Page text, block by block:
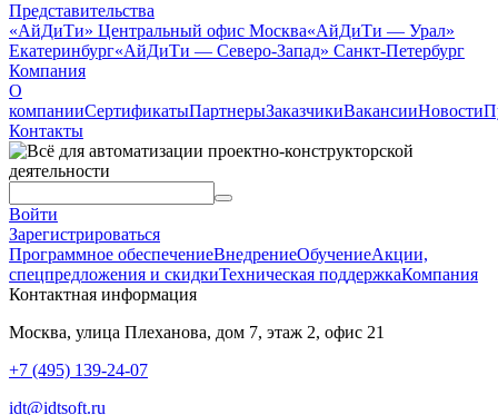
Представительства
«АйДиТи» Центральный офис Москва«АйДиТи — Урал»
Екатеринбург«АйДиТи — Северо-Запад» Санкт-Петербург
Компания
О
компанииСертификатыПартнерыЗаказчикиВакансииНовости
Контакты
Войти
Зарегистрироваться
Программное обеспечениеВнедрениеОбучениеАкции,
спецпредложения и скидкиТехническая поддержкаКомпания
Контактная информация
Москва, улица Плеханова, дом 7, этаж 2, офис 21
+7 (495) 139-24-07
idt@idtsoft.ru